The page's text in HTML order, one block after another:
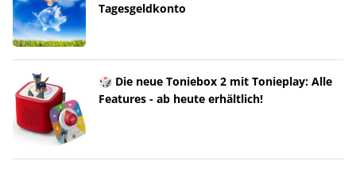
Tagesgeldkonto
🎲 Die neue Toniebox 2 mit Tonieplay: Alle
Features - ab heute erhältlich!